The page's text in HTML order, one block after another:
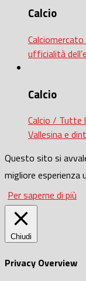
Calcio
ufficialità
Calcio
Calcio / Tutte
Vallesina e
Questo sito si
migliore esperienza
Per saperne di più
Chiudi
Privacy Overview